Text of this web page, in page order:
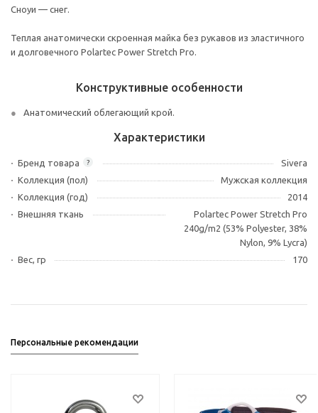
Сноуи — снег.
Теплая анатомически скроенная майка без рукавов из эластичного
и долговечного Polartec Power Stretch Pro.
Конструктивные особенности
Анатомический облегающий крой.
Характеристики
?
Бренд товара
Sivera
Коллекция (пол)
Мужская коллекция
Коллекция (год)
2014
Внешняя ткань
Polartec Power Stretch Pro
240g/m2 (53% Polyester, 38%
Nylon, 9% Lycra)
Вес, гр
170
Персональные рекомендации